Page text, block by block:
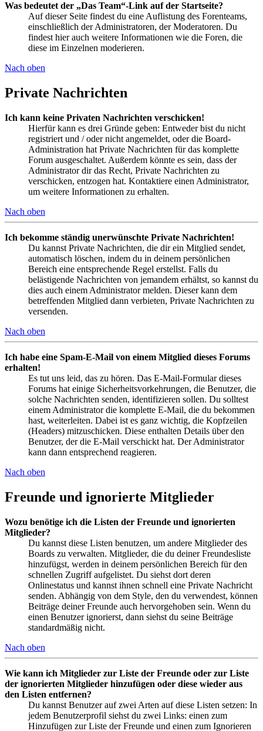
Was bedeutet der „Das Team“-Link auf der Startseite?
Auf dieser Seite findest du eine Auflistung des Forenteams,
einschließlich der Administratoren, der Moderatoren. Du
findest hier auch weitere Informationen wie die Foren, die
diese im Einzelnen moderieren.
Nach oben
Private Nachrichten
Ich kann keine Privaten Nachrichten verschicken!
Hierfür kann es drei Gründe geben: Entweder bist du nicht
registriert und / oder nicht angemeldet, oder die Board-
Administration hat Private Nachrichten für das komplette
Forum ausgeschaltet. Außerdem könnte es sein, dass der
Administrator dir das Recht, Private Nachrichten zu
verschicken, entzogen hat. Kontaktiere einen Administrator,
um weitere Informationen zu erhalten.
Nach oben
Ich bekomme ständig unerwünschte Private Nachrichten!
Du kannst Private Nachrichten, die dir ein Mitglied sendet,
automatisch löschen, indem du in deinem persönlichen
Bereich eine entsprechende Regel erstellst. Falls du
belästigende Nachrichten von jemandem erhältst, so kannst du
dies auch einem Administrator melden. Dieser kann dem
betreffenden Mitglied dann verbieten, Private Nachrichten zu
versenden.
Nach oben
Ich habe eine Spam-E-Mail von einem Mitglied dieses Forums
erhalten!
Es tut uns leid, das zu hören. Das E-Mail-Formular dieses
Forums hat einige Sicherheitsvorkehrungen, die Benutzer, die
solche Nachrichten senden, identifizieren sollen. Du solltest
einem Administrator die komplette E-Mail, die du bekommen
hast, weiterleiten. Dabei ist es ganz wichtig, die Kopfzeilen
(Headers) mitzuschicken. Diese enthalten Details über den
Benutzer, der die E-Mail verschickt hat. Der Administrator
kann dann entsprechend reagieren.
Nach oben
Freunde und ignorierte Mitglieder
Wozu benötige ich die Listen der Freunde und ignorierten
Mitglieder?
Du kannst diese Listen benutzen, um andere Mitglieder des
Boards zu verwalten. Mitglieder, die du deiner Freundesliste
hinzufügst, werden in deinem persönlichen Bereich für den
schnellen Zugriff aufgelistet. Du siehst dort deren
Onlinestatus und kannst ihnen schnell eine Private Nachricht
senden. Abhängig von dem Style, den du verwendest, können
Beiträge deiner Freunde auch hervorgehoben sein. Wenn du
einen Benutzer ignorierst, dann siehst du seine Beiträge
standardmäßig nicht.
Nach oben
Wie kann ich Mitglieder zur Liste der Freunde oder zur Liste
der ignorierten Mitglieder hinzufügen oder diese wieder aus
den Listen entfernen?
Du kannst Benutzer auf zwei Arten auf diese Listen setzen: In
jedem Benutzerprofil siehst du zwei Links: einen zum
Hinzufügen zur Liste der Freunde und einen zum Ignorieren